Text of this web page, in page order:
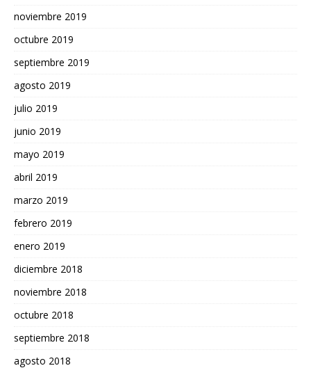
noviembre 2019
octubre 2019
septiembre 2019
agosto 2019
julio 2019
junio 2019
mayo 2019
abril 2019
marzo 2019
febrero 2019
enero 2019
diciembre 2018
noviembre 2018
octubre 2018
septiembre 2018
agosto 2018